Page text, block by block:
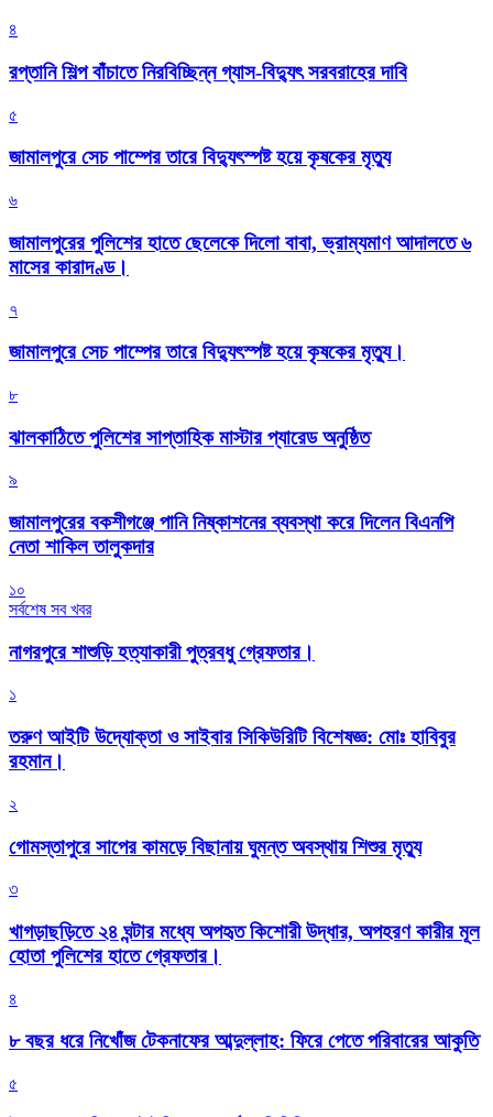
৪
রপ্তানি শিল্প বাঁচাতে নিরবিচ্ছিন্ন গ্যাস-বিদ্যুৎ সরবরাহের দাবি
৫
জামালপুরে সেচ পাম্পের তারে বিদ্যুৎস্পষ্ট হয়ে কৃষকের মৃত্যু
৬
জামালপুরের পুলিশের হাতে ছেলেকে দিলো বাবা, ভ্রাম্যমাণ আদালতে ৬
মাসের কারাদণ্ড।
৭
জামালপুরে সেচ পাম্পের তারে বিদ্যুৎস্পষ্ট হয়ে কৃষকের মৃত্যু।
৮
‎ঝালকাঠিতে পুলিশের সাপ্তাহিক মাস্টার প্যারেড অনুষ্ঠিত
৯
জামালপুরের বকশীগঞ্জে পানি নিষ্কাশনের ব্যবস্থা করে দিলেন বিএনপি
নেতা শাকিল তালুকদার
১০
সর্বশেষ সব খবর
নাগরপুরে শাশুড়ি হত্যাকারী পুত্রবধু গ্রেফতার।
১
তরুণ আইটি উদ্যোক্তা ও সাইবার সিকিউরিটি বিশেষজ্ঞ: মোঃ হাবিবুর
রহমান।
২
গোমস্তাপুরে সাপের কামড়ে বিছানায় ঘুমন্ত অবস্থায় শিশুর মৃত্যু
৩
খাগড়াছড়িতে ২৪ ঘন্টার মধ্যে অপহৃত কিশোরী উদ্ধার, অপহরণ কারীর মূল
হোতা পুলিশের হাতে গ্রেফতার।
৪
৮ বছর ধরে নিখোঁজ টেকনাফের আব্দুল্লাহ: ফিরে পেতে পরিবারের আকুতি
৫